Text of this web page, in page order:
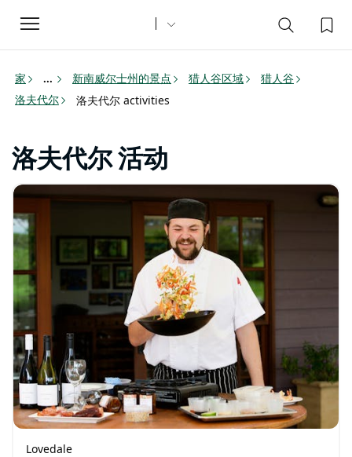
Toggle
navigation
家 ... 新南威尔士州的景点 猎人谷区域
猎人谷
洛夫代尔
洛夫代尔 activities
洛夫代尔 活动
Lovedale